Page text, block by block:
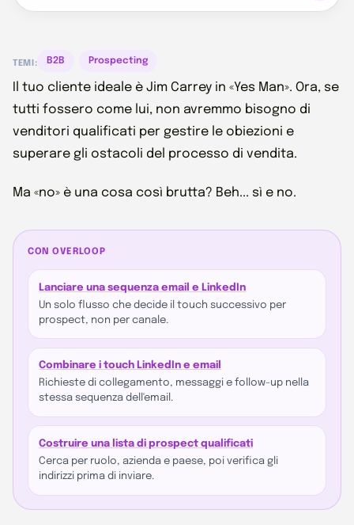
TEMI: B2B Prospecting
Il tuo cliente ideale è Jim Carrey in «Yes Man». Ora, se
tutti fossero come lui, non avremmo bisogno di
venditori qualificati per gestire le obiezioni e
superare gli ostacoli del processo di vendita.
Ma «no» è una cosa così brutta? Beh... sì e no.
CON OVERLOOP
Lanciare una sequenza email e LinkedIn
Un solo flusso che decide il touch successivo per
prospect, non per canale.
Combinare i touch LinkedIn e email
Richieste di collegamento, messaggi e follow-up nella
stessa sequenza dell'email.
Costruire una lista di prospect qualificati
Cerca per ruolo, azienda e paese, poi verifica gli
indirizzi prima di inviare.